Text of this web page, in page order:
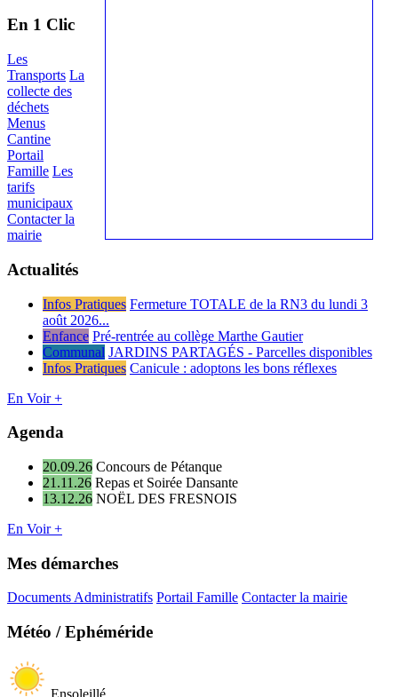
En 1 Clic
Les
Transports La
collecte des
déchets
Menus
Cantine
Portail
Famille Les
tarifs
municipaux
Contacter la
mairie
Actualités
Infos Pratiques Fermeture TOTALE de la RN3 du lundi 3
août 2026...
Enfance Pré-rentrée au collège Marthe Gautier
Communal JARDINS PARTAGÉS - Parcelles disponibles
Infos Pratiques Canicule : adoptons les bons réflexes
En Voir +
Agenda
20.09.26 Concours de Pétanque
21.11.26 Repas et Soirée Dansante
13.12.26 NOËL DES FRESNOIS
En Voir +
Mes démarches
Documents Administratifs Portail Famille Contacter la mairie
Météo / Ephéméride
Ensoleillé